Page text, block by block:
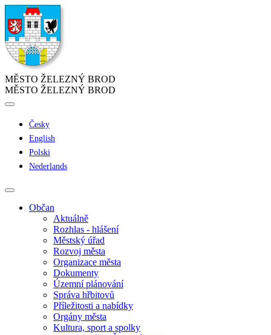
MĚSTO ŽELEZNÝ BROD
MĚSTO ŽELEZNÝ BROD
Česky
English
Polski
Nederlands
Občan
Aktuálně
Rozhlas - hlášení
Městský úřad
Rozvoj města
Organizace města
Dokumenty
Územní plánování
Správa hřbitovů
Příležitosti a nabídky
Orgány města
Kultura, sport a spolky